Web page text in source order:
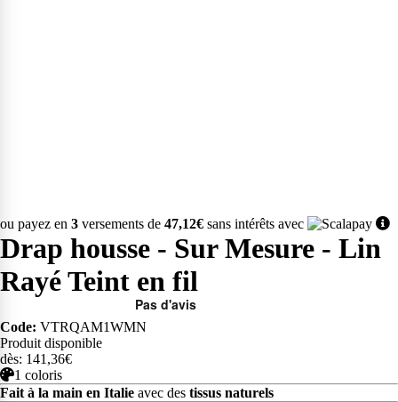
ou payez en 3 versements de 47,12€ sans intérêts avec
Drap housse - Sur Mesure - Lin
Rayé Teint en fil
Code: VTRQAM1WMN
Produit disponible
dès: 141,36€
1 coloris
Fait à la main en Italie avec des tissus naturels